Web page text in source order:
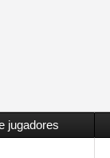
jugadores